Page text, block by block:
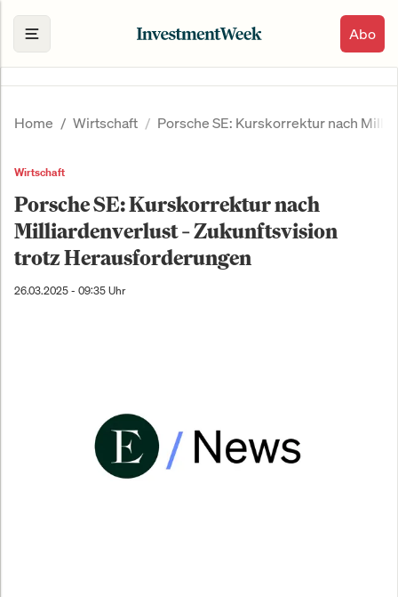
Abo
Home Wirtschaft Porsche SE: Kurskorrektur nach
Wirtschaft
Porsche SE: Kurskorrektur nach
Milliardenverlust – Zukunftsvision
trotz Herausforderungen
26.03.2025 - 09:35 Uhr